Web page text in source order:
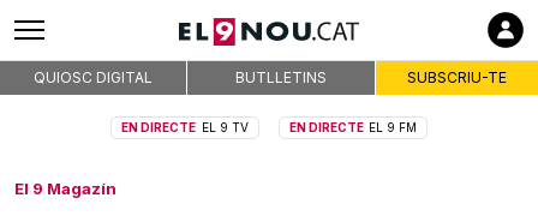
QUIOSC DIGITAL BUTLLETINS SUBSCRIU-TE
EN DIRECTE EL 9 TV EN DIRECTE EL 9 FM
El 9 Magazín